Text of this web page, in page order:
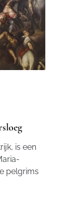
is een
pelgrims